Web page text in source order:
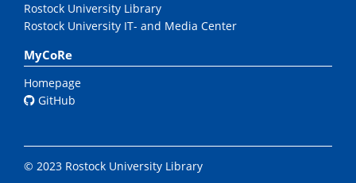
Rostock University Library
Rostock University IT- and Media Center
MyCoRe
Homepage
GitHub
© 2023 Rostock University Library